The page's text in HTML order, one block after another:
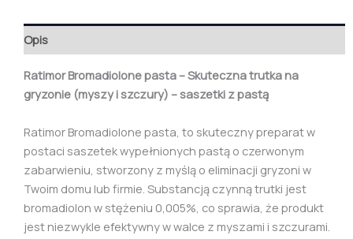
Opis
Ratimor Bromadiolone pasta – Skuteczna trutka na
gryzonie (myszy i szczury) – saszetki z pastą
Ratimor Bromadiolone pasta, to skuteczny preparat w
postaci saszetek wypełnionych pastą o czerwonym
zabarwieniu, stworzony z myślą o eliminacji gryzoni w
Twoim domu lub firmie. Substancją czynną trutki jest
bromadiolon w stężeniu 0,005%, co sprawia, że produkt
jest niezwykle efektywny w walce z myszami i szczurami.